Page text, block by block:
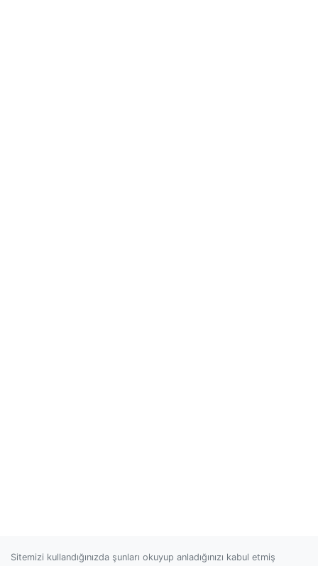
Sitemizi kullandığınızda şunları okuyup anladığınızı kabul etmiş